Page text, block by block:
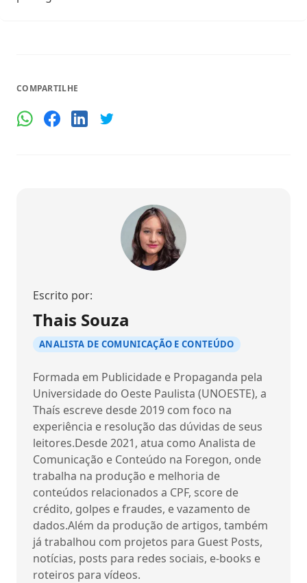
COMPARTILHE
Escrito por:
Thais Souza
ANALISTA DE COMUNICAÇÃO E CONTEÚDO
Formada em Publicidade e Propaganda pela
Universidade do Oeste Paulista (UNOESTE), a
Thaís escreve desde 2019 com foco na
experiência e resolução das dúvidas de seus
leitores.Desde 2021, atua como Analista de
Comunicação e Conteúdo na Foregon, onde
trabalha na produção e melhoria de
conteúdos relacionados a CPF, score de
crédito, golpes e fraudes, e vazamento de
dados.Além da produção de artigos, também
já trabalhou com projetos para Guest Posts,
notícias, posts para redes sociais, e-books e
roteiros para vídeos.